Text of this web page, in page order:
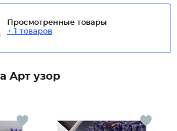
Просмотренные товары
+ 1 товаров
Арт узор